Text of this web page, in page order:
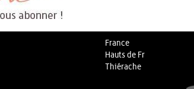
France
Hauts de Fr
Thiérache